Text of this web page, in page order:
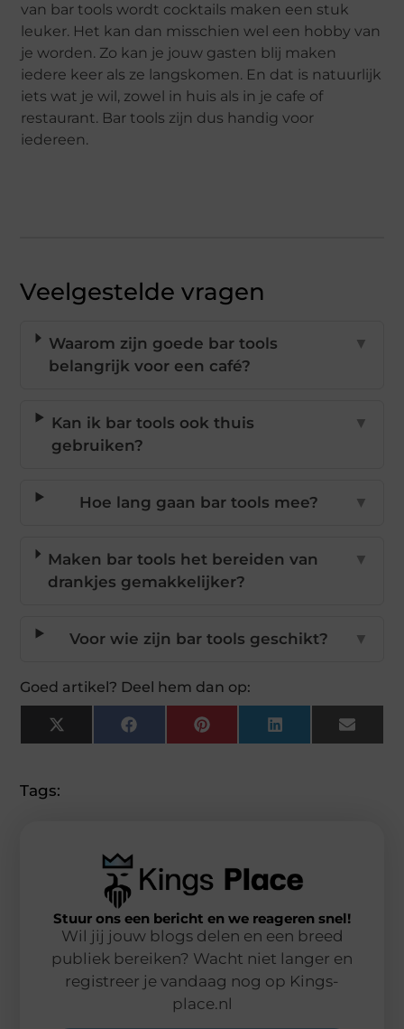
van bar tools wordt cocktails maken een stuk
leuker. Het kan dan misschien wel een hobby van
je worden. Zo kan je jouw gasten blij maken
iedere keer als ze langskomen. En dat is natuurlijk
iets wat je wil, zowel in huis als in je cafe of
restaurant. Bar tools zijn dus handig voor
iedereen.
Veelgestelde vragen
Waarom zijn goede bar tools
belangrijk voor een café?
▼
Kan ik bar tools ook thuis
gebruiken?
▼
Hoe lang gaan bar tools mee? ▼
Maken bar tools het bereiden van
drankjes gemakkelijker?
▼
Voor wie zijn bar tools geschikt? ▼
Goed artikel? Deel hem dan op:
X
(Twitter)
FacebookPinterestLinkedInEmail
Tags:
Stuur ons een bericht en we reageren snel!
Wil jij jouw blogs delen en een breed
publiek bereiken? Wacht niet langer en
registreer je vandaag nog op Kings-
place.nl